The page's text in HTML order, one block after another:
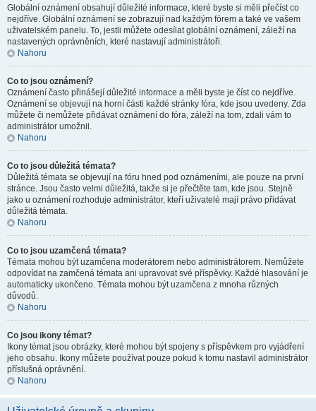
Globální oznámení obsahují důležité informace, které byste si měli přečíst co
nejdříve. Globální oznámení se zobrazují nad každým fórem a také ve vašem
uživatelském panelu. To, jestli můžete odesílat globální oznámení, záleží na
nastavených oprávněních, které nastavují administrátoři.
Nahoru
Co to jsou oznámení?
Oznámení často přinášejí důležité informace a měli byste je číst co nejdříve.
Oznámení se objevují na horní části každé stránky fóra, kde jsou uvedeny. Zda
můžete či nemůžete přidávat oznámení do fóra, záleží na tom, zdali vám to
administrátor umožnil.
Nahoru
Co to jsou důležitá témata?
Důležitá témata se objevují na fóru hned pod oznámeními, ale pouze na první
stránce. Jsou často velmi důležitá, takže si je přečtěte tam, kde jsou. Stejně
jako u oznámení rozhoduje administrátor, kteří uživatelé mají právo přidávat
důležitá témata.
Nahoru
Co to jsou uzamčená témata?
Témata mohou být uzamčena moderátorem nebo administrátorem. Nemůžete
odpovídat na zamčená témata ani upravovat své příspěvky. Každé hlasování je
automaticky ukončeno. Témata mohou být uzamčena z mnoha různých
důvodů.
Nahoru
Co jsou ikony témat?
Ikony témat jsou obrázky, které mohou být spojeny s příspěvkem pro vyjádření
jeho obsahu. Ikony můžete používat pouze pokud k tomu nastavil administrátor
příslušná oprávnění.
Nahoru